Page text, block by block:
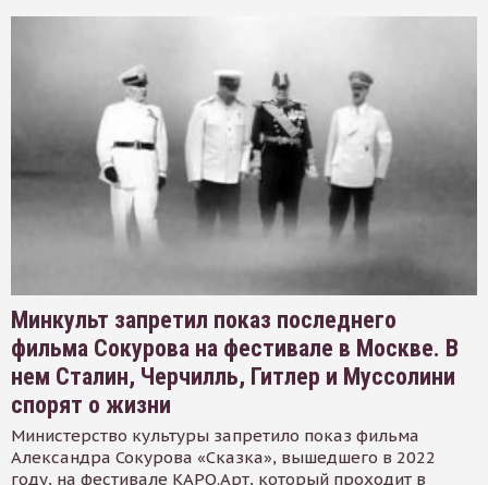
Минкульт запретил показ последнего
фильма Сокурова на фестивале в Москве. В
нем Сталин, Черчилль, Гитлер и Муссолини
спорят о жизни
Министерство культуры запретило показ фильма
Александра Сокурова «Сказка», вышедшего в 2022
году, на фестивале КАРО.Арт, который проходит в